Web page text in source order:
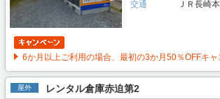
交通 ＪＲ長崎
6か月以上ご利用の場合、最初の3か月50％OFFキャ
屋外 レンタル倉庫赤迫第2